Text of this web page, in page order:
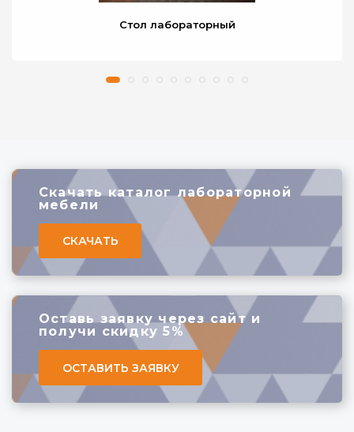
Стол лабораторный
Скачать каталог лабораторной
мебели
СКАЧАТЬ
Оставь заявку через сайти
получи скидку 5%
ОСТАВИТЬ ЗАЯВКУ